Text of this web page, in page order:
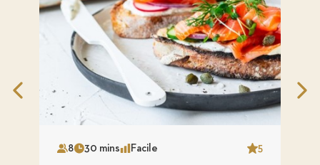
Serves
8Time30 minsComplexity
Facile 5
Star
Previous
Slide